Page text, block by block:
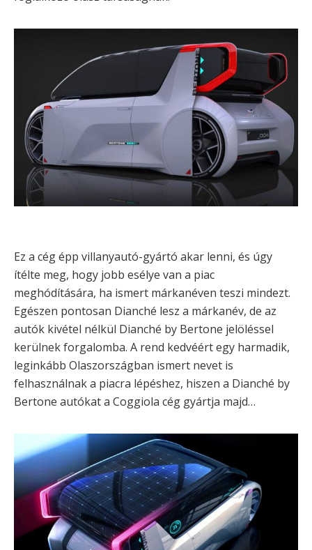
Ez a cég épp villanyautó-gyártó akar lenni, és úgy
ítélte meg, hogy jobb esélye van a piac
meghódítására, ha ismert márkanéven teszi mindezt.
Egészen pontosan Dianché lesz a márkanév, de az
autók kivétel nélkül Dianché by Bertone jelöléssel
kerülnek forgalomba. A rend kedvéért egy harmadik,
leginkább Olaszországban ismert nevet is
felhasználnak a piacra lépéshez, hiszen a Dianché by
Bertone autókat a Coggiola cég gyártja majd…